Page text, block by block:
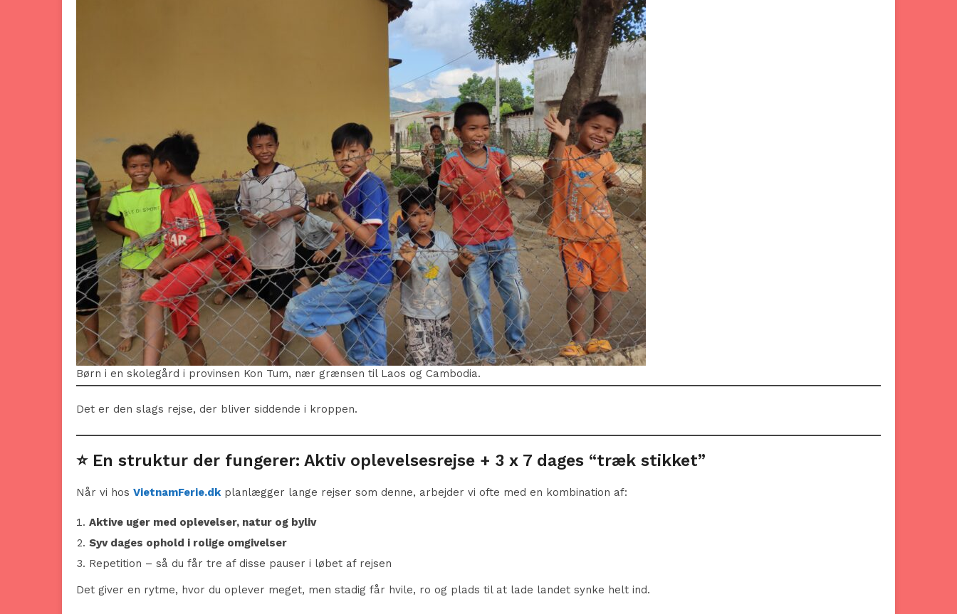
Børn i en skolegård i provinsen Kon Tum, nær grænsen til Laos og Cambodia.
Det er den slags rejse, der bliver siddende i kroppen.
⭐ En struktur der fungerer: Aktiv oplevelsesrejse + 3 x 7 dages “træk stikket”
Når vi hos VietnamFerie.dkplanlægger lange rejser som denne, arbejder vi ofte med en kombination af:
Aktive uger med oplevelser, natur og byliv
Syv dages ophold i rolige omgivelser
Repetition – så du får tre af disse pauser i løbet af rejsen
Det giver en rytme, hvor du oplever meget, men stadig får hvile, ro og plads til at lade landet synke helt ind.